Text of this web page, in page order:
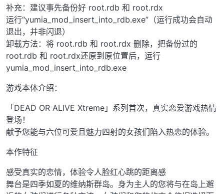
补充：建议事先备份好 root.rdb 和 root.rdx
运行“yumia_mod_insert_into_rdb.exe”（运行成功会自动
退出，并非闪退）
卸载方法：将 root.rdb 和 root.rdx 删除，把备份过的
root.rdb 和 root.rdx还原到原位置后，运行
yumia_mod_insert_into_rdb.exe
游戏本体介绍：
「DEAD OR ALIVE Xtreme」系列首次，真实恋爱游戏热情
登场！
献予您能与六位可爱且魅力四射的女孩们陷入热恋的体验。
本作特征
感受真实的恋情，体验令人脸红心跳的距离感
舞台是四季如夏的维纳斯群岛。身为主人的您将与在岛上邂